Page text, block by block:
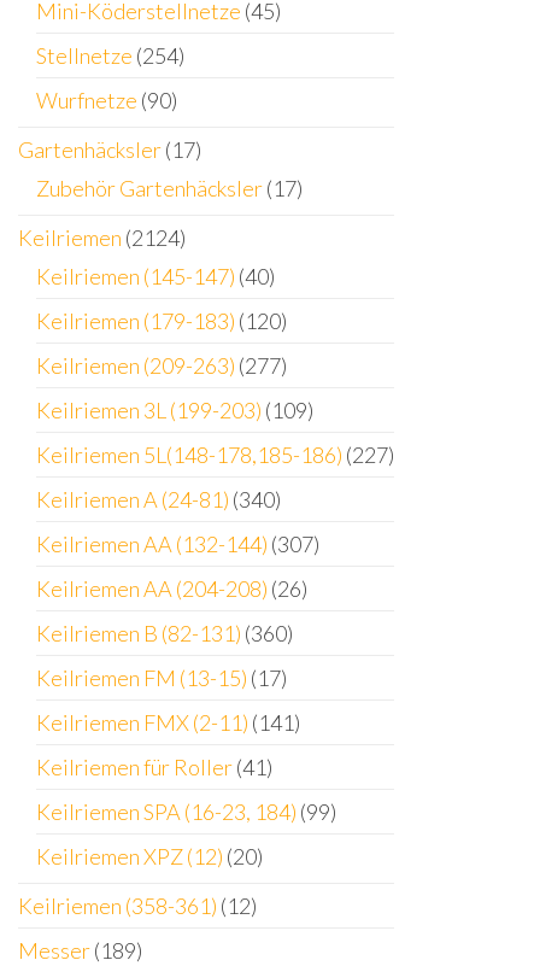
Mini-Köderstellnetze (45)
Stellnetze (254)
Wurfnetze (90)
Gartenhäcksler(17)
Zubehör Gartenhäcksler(17)
Keilriemen (2124)
Keilriemen (145-147) (40)
Keilriemen (179-183) (120)
Keilriemen (209-263) (277)
Keilriemen 3L (199-203) (109)
Keilriemen 5L(148-178,185-186) (227)
Keilriemen A (24-81) (340)
Keilriemen AA (132-144) (307)
Keilriemen AA (204-208) (26)
Keilriemen B (82-131) (360)
Keilriemen FM (13-15) (17)
Keilriemen FMX (2-11) (141)
Keilriemen für Roller(41)
Keilriemen SPA (16-23, 184) (99)
Keilriemen XPZ (12) (20)
Keilriemen (358-361) (12)
Messer(189)